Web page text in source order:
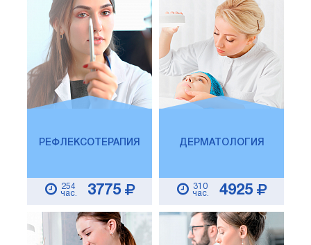
РЕФЛЕКСОТЕРАПИЯ
254
час.
3775
ДЕРМАТОЛОГИЯ
310
час.
4925